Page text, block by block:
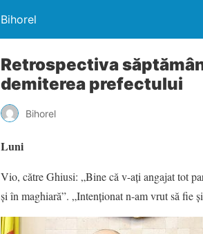
Bihorel
Retrospectiva
demiterea prefectului
Bihorel
Luni
Vio, către Ghiusi: „Bine că v-ați angajat tot
și în maghiară”. „Intenționat n-am vrut să fie